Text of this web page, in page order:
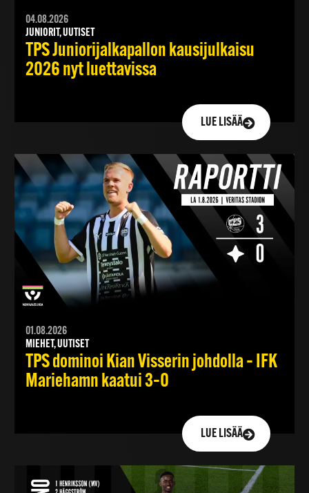
04.08.2026
JUNIORIT, UUTISET
TPS Juniorijalkapallon kausijulkaisu
2026 nyt luettavissa
LUE LISÄÄ
01.08.2026
MIEHET, UUTISET
TPS dominoi Kian Visserin johdolla – IFK
Mariehamn kaatui 3–0
LUE LISÄÄ